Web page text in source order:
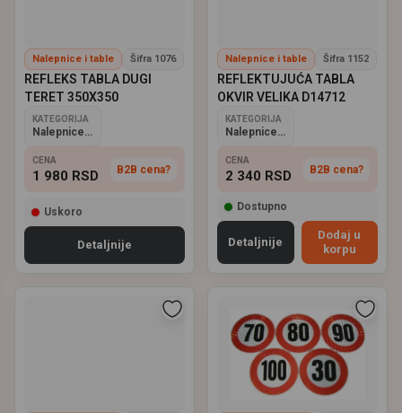
Nalepnice i table Šifra 1076
REFLEKS TABLA DUGI
TERET 350X350
KATEGORIJA
Nalepnice i table
CENA
1 980 RSD B2B cena?
Uskoro
Detaljnije
Nalepnice i table Šifra 1152
REFLEKTUJUĆA TABLA
OKVIR VELIKA D14712
KATEGORIJA
Nalepnice i table
CENA
2 340 RSD B2B cena?
Dostupno
Detaljnije
Dodaj u
korpu